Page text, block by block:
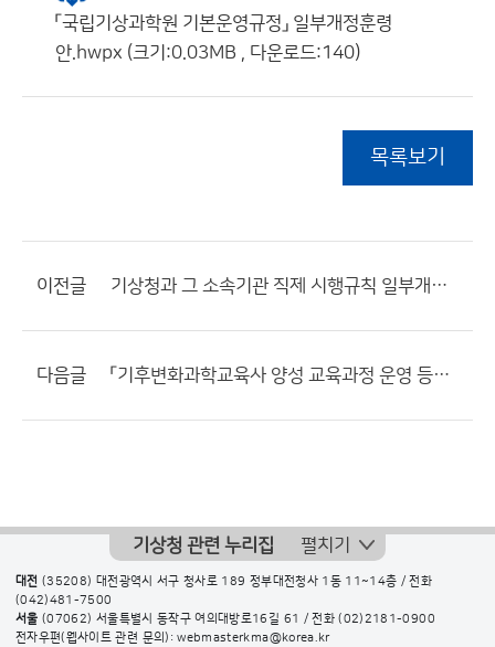
「국립기상과학원 기본운영규정」 일부개정훈령
안.hwpx (크기:0.03MB , 다운로드:140)
목록보기
이전글 기상청과 그 소속기관 직제 시행규칙 일부개정령안 입법예고 알림
다음글 「기후변화과학교육사 양성 교육과정 운영 등에 관한 규정」 제정안 행정예고
기상청 관련 누리집 펼치기
대전 (35208) 대전광역시 서구 청사로 189 정부대전청사 1동 11~14층 / 전화
(042)481-7500
서울 (07062) 서울특별시 동작구 여의대방로16길 61 / 전화(02)2181-0900
전자우편(웹사이트 관련 문의): webmasterkma@korea.kr